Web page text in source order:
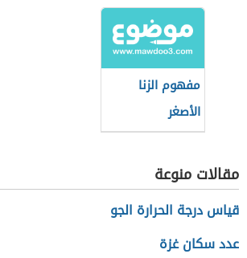
مفهوم الزنا
الأصغر
مقالات منوعة
قياس درجة الحرارة الجو
عدد سكان غزة